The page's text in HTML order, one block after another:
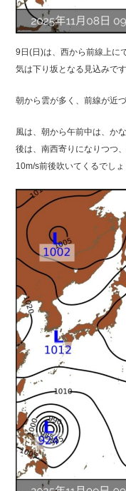
9日(日)は、西から前線上に
気は下り坂となる見込みです
朝から雲が多く、前線が近
風は、朝から午前中は、か
後は、南西寄りになりつつ
10m/s前後吹いてくるでしょ